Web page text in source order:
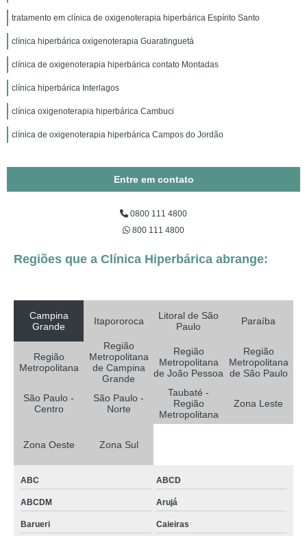
tratamento em clínica de oxigenoterapia hiperbárica Espírito Santo
clínica hiperbárica oxigenoterapia Guaratinguetá
clínica de oxigenoterapia hiperbárica contato Montadas
clínica hiperbárica Interlagos
clínica oxigenoterapia hiperbárica Cambuci
clínica de oxigenoterapia hiperbárica Campos do Jordão
Entre em contato
0800 111 4800
800 111 4800
Regiões que a Clínica Hiperbárica abrange:
Campina
Grande
Itapororoca
Litoral de São
Paulo
Paraíba
Região
Metropolitana
Região
Metropolitana
de Campina
Grande
Região
Metropolitana
de João Pessoa
Região
Metropolitana
de São Paulo
São Paulo -
Centro
São Paulo -
Norte
Taubaté -
Região
Metropolitana
Zona Leste
Zona Oeste Zona Sul
ABC ABCD
ABCDM Arujá
Barueri Caieiras